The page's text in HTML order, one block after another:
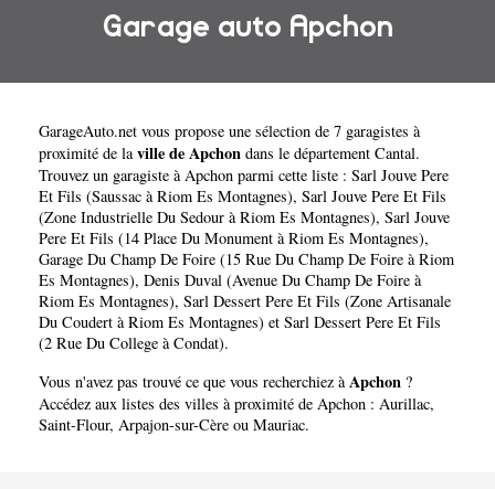
Garage auto Apchon
GarageAuto.net vous propose une sélection de 7 garagistes à
proximité de laville de Apchon dans le département Cantal.
Trouvez un garagiste à Apchon parmi cette liste : Sarl Jouve Pere
Et Fils (Saussac à Riom Es Montagnes), Sarl Jouve Pere Et Fils
(Zone Industrielle Du Sedour à Riom Es Montagnes), Sarl Jouve
Pere Et Fils (14 Place Du Monument à Riom Es Montagnes),
Garage Du Champ De Foire (15 Rue Du Champ De Foire à Riom
Es Montagnes), Denis Duval (Avenue Du Champ De Foire à
Riom Es Montagnes), Sarl Dessert Pere Et Fils (Zone Artisanale
Du Coudert à Riom Es Montagnes) et Sarl Dessert Pere Et Fils
(2 Rue Du College à Condat).
Vous n'avez pas trouvé ce que vous recherchiez à Apchon ?
Accédez aux listes des villes à proximité de Apchon : Aurillac,
Saint-Flour, Arpajon-sur-Cère ou Mauriac.